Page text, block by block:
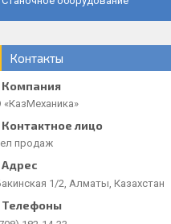
Контакты
«‎КазМеханика»
продаж
1/2, Алматы, Казахстан